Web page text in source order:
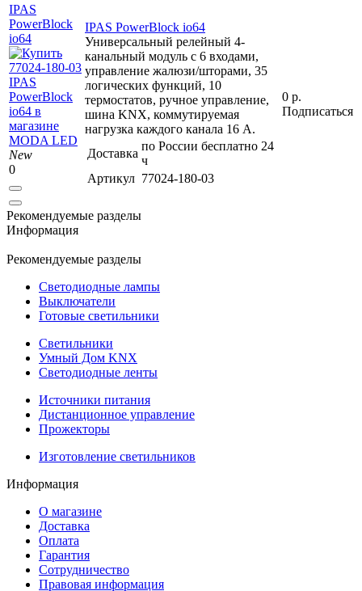
IPAS
PowerBlock
io64
New
0
IPAS PowerBlock io64
Универсальный релейный 4-
канальный модуль с 6 входами,
управление жалюзи/шторами, 35
логических функций, 10
термостатов, ручное управление,
шина KNX, коммутируемая
нагрузка каждого канала 16 A.
Доставка
по России бесплатно 24
ч
Артикул 77024-180-03
0 р.
Подписаться
Рекомендуемые разделы
Информация
Рекомендуемые разделы
Светодиодные лампы
Выключатели
Готовые светильники
Светильники
Умный Дом KNX
Светодиодные ленты
Источники питания
Дистанционное управление
Прожекторы
Изготовление светильников
Информация
О магазине
Доставка
Оплата
Гарантия
Сотрудничество
Правовая информация